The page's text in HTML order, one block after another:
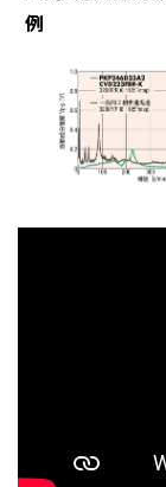
例